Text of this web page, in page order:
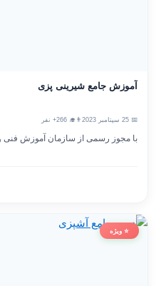
آموزش جامع شیرینی پزی
👨‍🎓 266+ نفر
با مجوز رسمی از سازمان آموزش فنی و
⭐ ویژه